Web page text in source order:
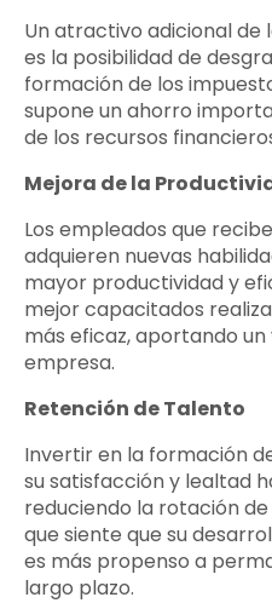
Un atractivo adicional
es la posibilidad de
formación de los
supone un ahorro
de los recursos
Mejora de la
Los empleados que
adquieren nuevas
mayor productividad y
mejor capacitados
más eficaz, aportando
empresa.
Retención de Talento
Invertir en la formación
su satisfacción y lealtad
reduciendo la rotación
que siente que su
es más propenso a
largo plazo.